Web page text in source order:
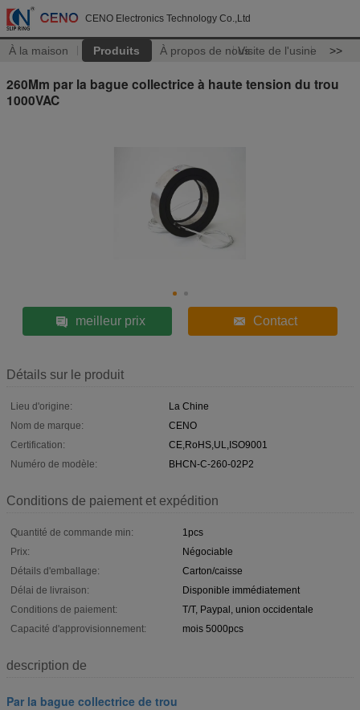
CENO Electronics Technology Co.,Ltd
À la maison Produits À propos de nousVisite de l'usine >>
260Mm par la bague collectrice à haute tension du trou
1000VAC
meilleur prix Contact
Détails sur le produit
Lieu d'origine:
La Chine
Nom de marque:
CENO
Certification:
CE,RoHS,UL,ISO9001
Numéro de modèle:
BHCN-C-260-02P2
Conditions de paiement et expédition
Quantité de commande min:
1pcs
Prix:
Négociable
Détails d'emballage:
Carton/caisse
Délai de livraison:
Disponible immédiatement
Conditions de paiement:
T/T, Paypal, union occidentale
Capacité d'approvisionnement:
mois 5000pcs
description de
Par la bague collectrice de trou